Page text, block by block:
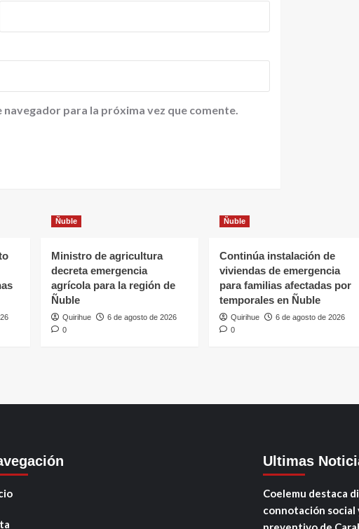
para la próxima vez que comente.
Ñuble
Ministro de agricultura
decreta emergencia
agrícola para la región de
Ñuble
Quirihue
6 de agosto de 2026
0
Ñuble
Continúa instalación de
viviendas de emergencia
para familias afectadas por
temporales en Ñuble
Quirihue
6 de agosto de 2026
0
Ultimas
Coelemu destaca
connotación social